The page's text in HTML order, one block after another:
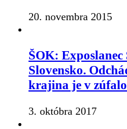
20. novembra 2015
ŠOK:
Slovensko.
krajina je v
3. októbra 2017